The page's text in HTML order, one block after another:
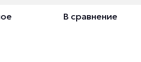
В сравнение